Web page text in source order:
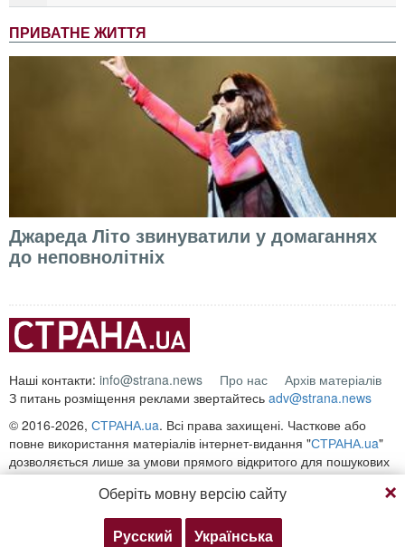
ПРИВАТНЕ ЖИТТЯ
Джареда Літо звинуватили у домаганнях
до неповнолітніх
Наші контакти: info@strana.news Про нас
Архів матеріалів
З питань розміщення реклами звертайтесь adv@strana.news
© 2016-2026, СТРАНА.ua. Всі права захищені. Часткове або
повне використання матеріалів інтернет-видання "СТРАНА.ua"
дозволяється лише за умови прямого відкритого для пошукових
систем гіперпосилання на безпосередню адресу матеріалу на
Будь-яке копіювання, публікація, передрук чи відтворення
інформації, що містить посилання на «Інтерфакс-Україна»,
Оберіть мовну версію сайту
Русский Українська